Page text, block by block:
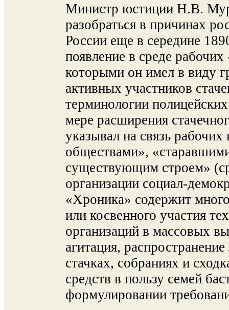
Министр юстиции Н.В.
разобраться в причинах
России еще в середине
появление в среде
которыми он имел в виду
активных участников
терминологии
мере расширения
указывал на связь
обществами»,
существующим строем»
организации социал-
«Хроника» содержит
или косвенного участия
организаций в массовых
агитация,
стачках, собраниях и
средств в пользу семей
формулировании